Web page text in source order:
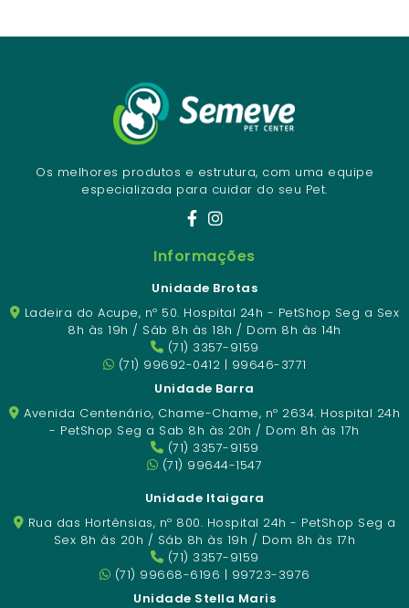
Os melhores produtos e estrutura, com uma equipe
especializada para cuidar do seu Pet.
Informações
Unidade Brotas
Ladeira do Acupe, nº 50. Hospital 24h - PetShop Seg a Sex
8h às 19h / Sáb 8h às 18h / Dom 8h às 14h
(71) 3357-9159
(71) 99692-0412 | 99646-3771
Unidade Barra
Avenida Centenário, Chame-Chame, nº 2634. Hospital 24h
- PetShop Seg a Sab 8h às 20h / Dom 8h às 17h
(71) 3357-9159
(71) 99644-1547
Unidade Itaigara
Rua das Hortênsias, nº 800. Hospital 24h - PetShop Seg a
Sex 8h às 20h / Sáb 8h às 19h / Dom 8h às 17h
(71) 3357-9159
(71) 99668-6196 | 99723-3976
Unidade Stella Maris